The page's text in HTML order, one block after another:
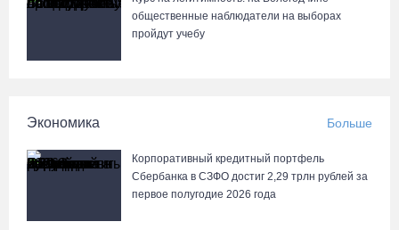
вологодские гаишники
направлена в Минобрнауки РФ
В выходные на Вологодчине станет известен обладатель
общественные наблюдатели на выборах
пройдут учебу
Экономика Больше
Корпоративный кредитный портфель
Сбербанка в СЗФО достиг 2,29 трлн рублей за
первое полугодие 2026 года